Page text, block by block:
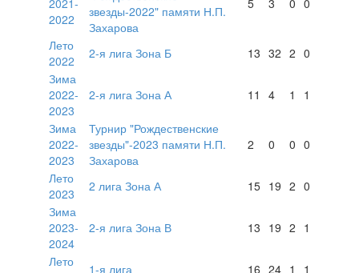
2022
звезды-2022" памяти Н.П.
Захарова
Лето
2022
2-я лига Зона Б 13 32 2 0
Зима
2022-
2023
2-я лига Зона А 11 4 1 1
Зима
2022-
2023
Турнир "Рождественские
звезды"-2023 памяти Н.П.
Захарова
2 0 0 0
Лето
2023
2 лига Зона А 15 19 2 0
Зима
2023-
2024
2-я лига Зона В 13 19 2 1
Лето
1-я лига 16 24 1
1